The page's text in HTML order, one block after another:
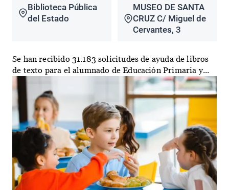
Biblioteca Pública
del Estado
MUSEO DE SANTA
CRUZ C/ Miguel de
Cervantes, 3
Se han recibido 31.183 solicitudes de ayuda de libros
de texto para el alumnado de Educación Primaria y...